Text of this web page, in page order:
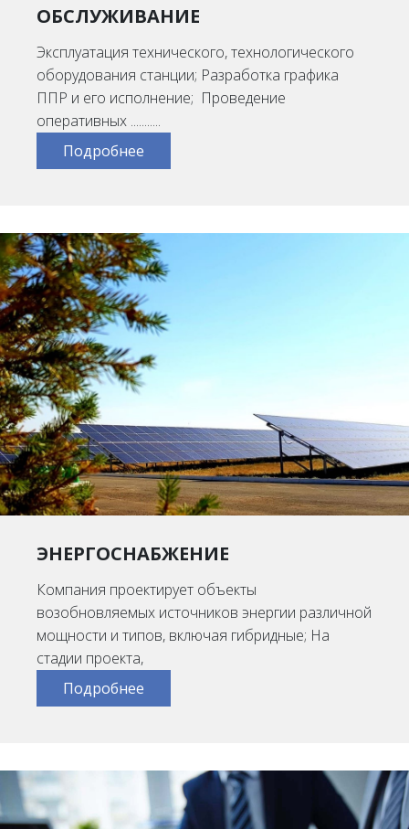
ОБСЛУЖИВАНИЕ
Эксплуатация технического, технологического
оборудования станции; Разработка графика
ППР и его исполнение; Проведение
оперативных ...........
Подробнее
ЭНЕРГОСНАБЖЕНИЕ
Компания проектирует объекты
возобновляемых источников энергии различной
мощности и типов, включая гибридные; На
стадии проекта,
Подробнее